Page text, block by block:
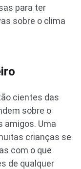
para ter
sobre o clima
cientes das
sobre o
amigos. Uma
crianças se
com o que
de qualquer